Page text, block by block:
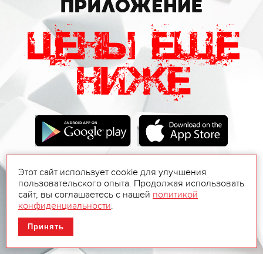
Этот сайт использует cookie для улучшения
пользовательского опыта. Продолжая использовать
сайт, вы соглашаетесь с нашей политикой
конфиденциальности.
Принять